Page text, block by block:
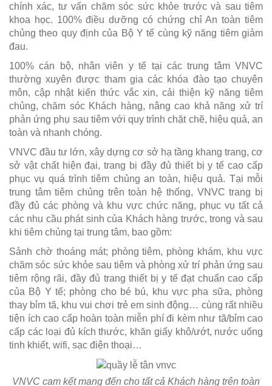
chính xác, tư vấn chăm sóc sức khỏe trước và sau tiêm
khoa học. 100% điều dưỡng có chứng chỉ An toàn tiêm
chủng theo quy định của Bộ Y tế cùng kỹ năng tiêm giảm
đau.
100% cán bộ, nhân viên y tế tại các trung tâm VNVC
thường xuyên được tham gia các khóa đào tạo chuyên
môn, cập nhật kiến thức vắc xin, cải thiện kỹ năng tiêm
chủng, chăm sóc Khách hàng, nâng cao khả năng xử trí
phản ứng phụ sau tiêm với quy trình chặt chẽ, hiệu quả, an
toàn và nhanh chóng.
VNVC đầu tư lớn, xây dựng cơ sở hạ tầng khang trang, cơ
sở vật chất hiện đại, trang bị đầy đủ thiết bị y tế cao cấp
phục vụ quá trình tiêm chủng an toàn, hiệu quả. Tại mỗi
trung tâm tiêm chủng trên toàn hệ thống, VNVC trang bị
đầy đủ các phòng và khu vực chức năng, phục vụ tất cả
các nhu cầu phát sinh của Khách hàng trước, trong và sau
khi tiêm chủng tại trung tâm, bao gồm:
Sảnh chờ thoáng mát; phòng tiêm, phòng khám, khu vực
chăm sóc sức khỏe sau tiêm và phòng xử trí phản ứng sau
tiêm rộng rãi, đầy đủ trang thiết bị y tế đạt chuẩn cao cấp
của Bộ Y tế; phòng cho bé bú, khu vực pha sữa, phòng
thay bỉm tã, khu vui chơi trẻ em sinh động… cùng rất nhiều
tiện ích cao cấp hoàn toàn miễn phí đi kèm như tã/bỉm cao
cấp các loại đủ kích thước, khăn giấy khô/ướt, nước uống
tinh khiết, wifi, sạc điện thoại…
VNVC cam kết mang đến cho tất cả Khách hàng trên toàn